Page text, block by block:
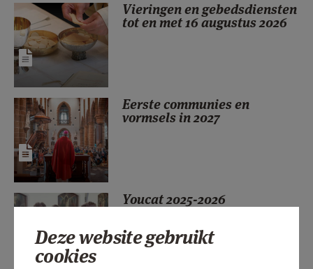
MIJN PAROCHIE
AANMELDEN OF REGISTREREN
Vieringen en gebedsdiensten
tot en met 16 augustus 2026
Eerste communies en
vormsels in 2027
Youcat 2025-2026
Deze website gebruikt
cookies